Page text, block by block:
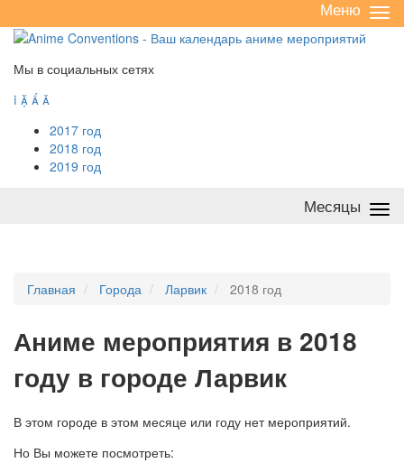
/
Меню
Мы в социальных сетях
   
2017 год
2018 год
2019 год
Месяцы
Главная Города Ларвик 2018 год
Аниме мероприятия в 2018
году в городе Ларвик
В этом городе в этом месяце или году нет мероприятий.
Но Вы можете посмотреть: